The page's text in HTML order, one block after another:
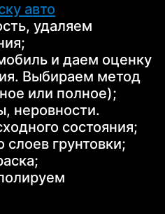
авто
удаляем
и даем оценку
Выбираем метод
или полное);
неровности.
состояния;
грунтовки;